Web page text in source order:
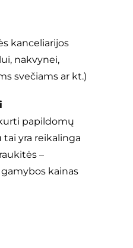
kanceliarijos
nakvynei,
svečiams ar kt.)
papildomų
yra reikalinga
–
kainas